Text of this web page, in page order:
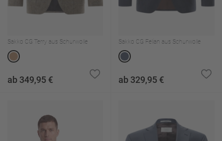
Sakko CG Terry aus Schurwolle
ab 349,95 €
Sakko CG Felian aus Schurwolle
ab 329,95 €